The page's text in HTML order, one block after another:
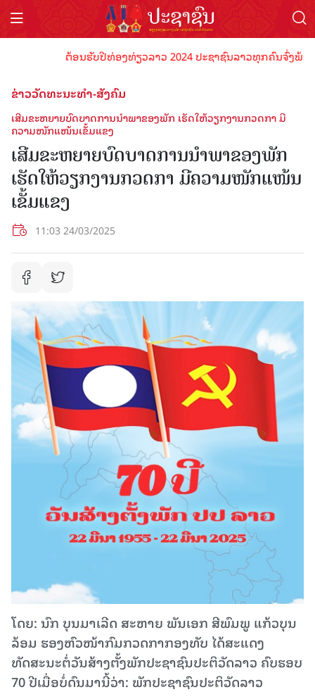
ຕ້ອນຮັບປີທ່ອງທ່ຽວລາວ 2024 ປະຊາຊົນລາວທຸກຄົນຈົ່ງພ້ອມ
ຂ່າວວັດທະນະທຳ-ສັງຄົມ
ເສີມຂະຫຍາຍບົດບາດການນຳພາຂອງພັກ ເຮັດໃຫ້ວຽກງານກວດກາ ມີ
ຄວາມໜັກແໜ້ນເຂັ້ມແຂງ
ເສີມຂະຫຍາຍບົດບາດການນຳພາຂອງພັກ
ເຮັດໃຫ້ວຽກງານກວດກາ ມີຄວາມໜັກແໜ້ນ
ເຂັ້ມແຂງ
11:03 24/03/2025
ໂດຍ: ນົກ ບຸນມາເລີດ ສະຫາຍ ພັນເອກ ສີພົມພູ ແກ້ວບຸນ
ລ້ອມ ຮອງຫົວໜ້າກົມກວດກາກອງທັບ ໄດ້ສະແດງ
ທັດສະນະຕໍ່ວັນສ້າງຕັ້ງພັກປະຊາຊົນປະຕິວັດລາວ ຄົບຮອບ
70 ປີເມື່ອບໍ່ດົນມານີ້ວ່າ: ພັກປະຊາຊົນປະຕິວັດລາວ